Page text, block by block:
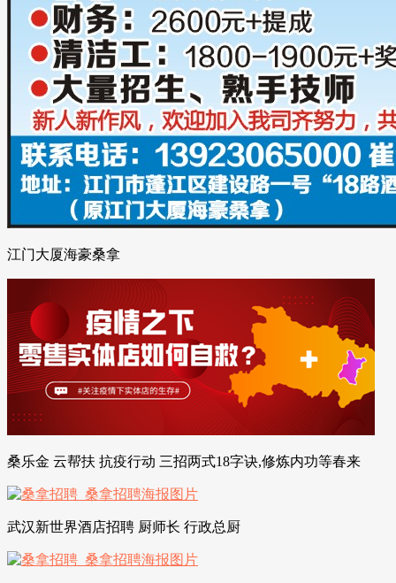
江门大厦海豪桑拿
桑乐金 云帮扶 抗疫行动 三招两式18字诀,修炼内功等春来
武汉新世界酒店招聘 厨师长 行政总厨